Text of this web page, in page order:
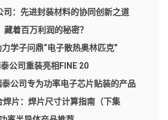
司：先进封装材料的协同创新之道
着百万利润的秘密？
学子问鼎“电子散热奥林匹克”
公司重装亮相FINE 20
公司专为功率电子芯片贴装的产品
焊片：焊片尺寸计算指南（下集